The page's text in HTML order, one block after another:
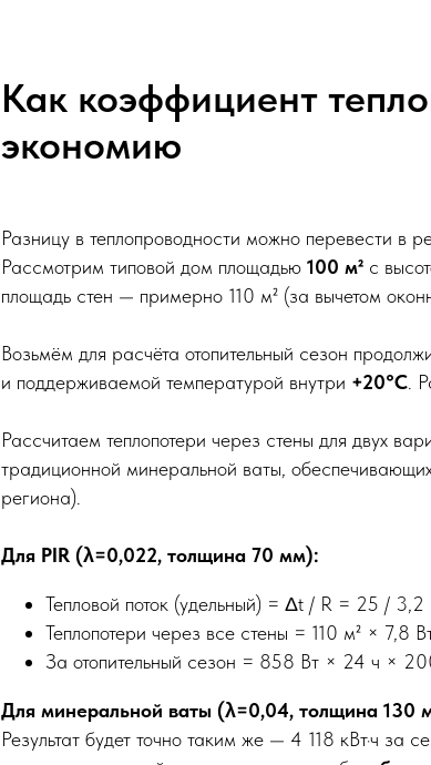
Как коэффициент
экономию
Разницу в теплопроводности можно перевести в
Рассмотрим типовой дом площадью 100 м² с
площадь стен — примерно 110 м² (за вычетом
Возьмём для расчёта отопительный сезон
и поддерживаемой температурой внутри +20°C .
Рассчитаем теплопотери через стены для двух
традиционной минеральной ваты,
региона).
Для PIR (λ=0,022, толщина 70 мм):
Тепловой поток (удельный) = Δt / R = 25 / 3,2
Теплопотери через все стены = 110 м² × 7,8
За отопительный сезон = 858 Вт × 24 ч ×
Для минеральной ваты (λ=0,04, толщина 130
Результат будет точно таким же — 4 118 кВт·ч за